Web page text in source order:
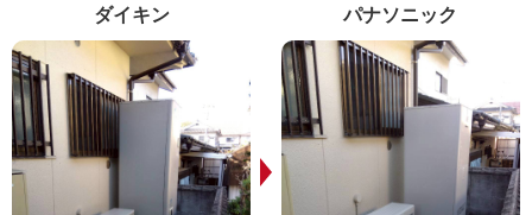
ダイキン パナソニック